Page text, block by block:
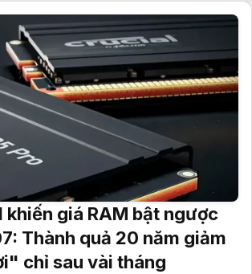
khiến giá RAM bật ngược
Thành quả 20 năm giảm
chỉ sau vài tháng